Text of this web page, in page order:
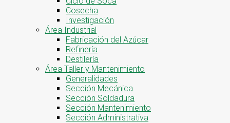
Cosecha
Investigación
Área Industrial
Fabricación del Azúcar
Refinería
Destilería
Área Taller y Mantenimiento
Generalidades
Sección Mecánica
Sección Soldadura
Sección Mantenimiento
Sección Administrativa